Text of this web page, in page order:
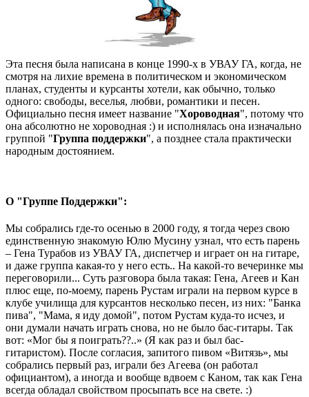
Эта песня была написана в конце 1990-х в УВАУ ГА, когда, не
смотря на лихие времена в политическом и экономическом
планах, студенты и курсанты хотели, как обычно, только
одного: свободы, веселья, любви, романтики и песен.
Официально песня имеет название "Хороводная", потому что
она абсолютно не хороводная :) и исполнялась она изначально
группой "Группа поддержки", а позднее стала практически
народным достоянием.
О "Группе Поддержки":
Мы собрались где-то осенью в 2000 году, я тогда через свою
единственную знакомую Юлю Мусину узнал, что есть парень
– Гена Турабов из УВАУ ГА, диспетчер и играет он на гитаре,
и даже группа какая-то у него есть.. На какой-то вечеринке мы
переговорили... Суть разговора была такая: Гена, Агеев и Кан
плюс еще, по-моему, парень Рустам играли на первом курсе в
клубе училища для курсантов несколько песен, из них: "Банка
пива", "Мама, я иду домой", потом Рустам куда-то исчез, и
они думали начать играть снова, но не было бас-гитары. Так
вот: «Мог бы я поиграть??..» (Я как раз и был бас-
гитаристом). После согласия, запитого пивом «Витязь», мы
собрались первый раз, играли без Агеева (он работал
официантом), а иногда и вообще вдвоем с Каном, так как Гена
всегда обладал свойством просыпать все на свете. :)